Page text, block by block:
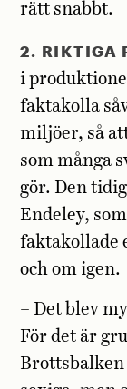
rätt snabbt.
2. RIKTIGA
i
faktakolla
miljöer, så
som många
gör. Den
Endeley,
faktakollade
och om igen.
– Det blev
För det är
Brottsbalken